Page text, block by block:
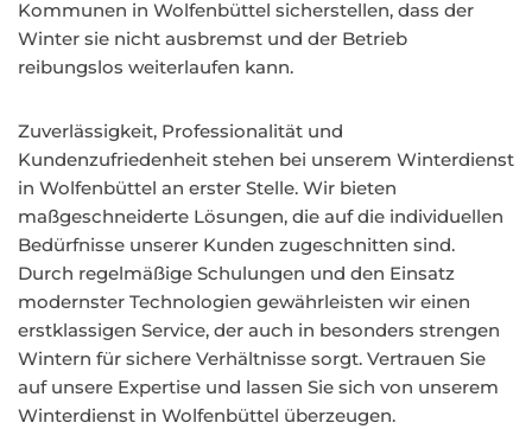
Kommunen in Wolfenbüttel sicherstellen, dass der
Winter sie nicht ausbremst und der Betrieb
reibungslos weiterlaufen kann.
Zuverlässigkeit, Professionalität und
Kundenzufriedenheit stehen bei unserem Winterdienst
in Wolfenbüttel an erster Stelle. Wir bieten
maßgeschneiderte Lösungen, die auf die individuellen
Bedürfnisse unserer Kunden zugeschnitten sind.
Durch regelmäßige Schulungen und den Einsatz
modernster Technologien gewährleisten wir einen
erstklassigen Service, der auch in besonders strengen
Wintern für sichere Verhältnisse sorgt. Vertrauen Sie
auf unsere Expertise und lassen Sie sich von unserem
Winterdienst in Wolfenbüttel überzeugen.